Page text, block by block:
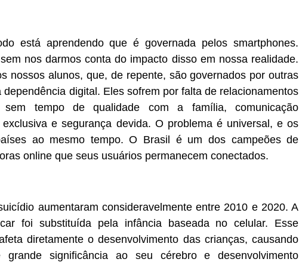
está aprendendo que é governada pelos smartphones.
nos darmos conta do impacto disso em nossa realidade.
nossos alunos, que, de repente, são governados por outras
digital. Eles sofrem por falta de relacionamentos
sem tempo de qualidade com a família, comunicação
e segurança devida. O problema é universal, e os
ao mesmo tempo. O Brasil é um dos campeões de
online que seus usuários permanecem conectados.
aumentaram consideravelmente entre 2010 e 2020. A
foi substituída pela infância baseada no celular. Esse
diretamente o desenvolvimento das crianças, causando
significância ao seu cérebro e desenvolvimento